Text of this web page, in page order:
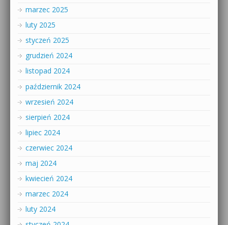
marzec 2025
luty 2025
styczeń 2025
grudzień 2024
listopad 2024
październik 2024
wrzesień 2024
sierpień 2024
lipiec 2024
czerwiec 2024
maj 2024
kwiecień 2024
marzec 2024
luty 2024